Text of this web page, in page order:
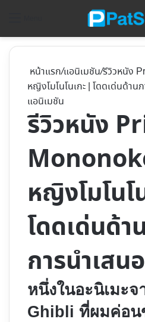
หน้าแรก/แอนิเมชัน/รีวิวหนัง
หญิงโมโนโนเกะ | โดดเด่นด้าน
แอนิเมชัน
รีวิวหนัง
หญิงโมโนโ
โดดเด่นด้า
การนำเสนอ
หนึ่งในอะนิเมะ
Ghibli ที่ผมค่อน